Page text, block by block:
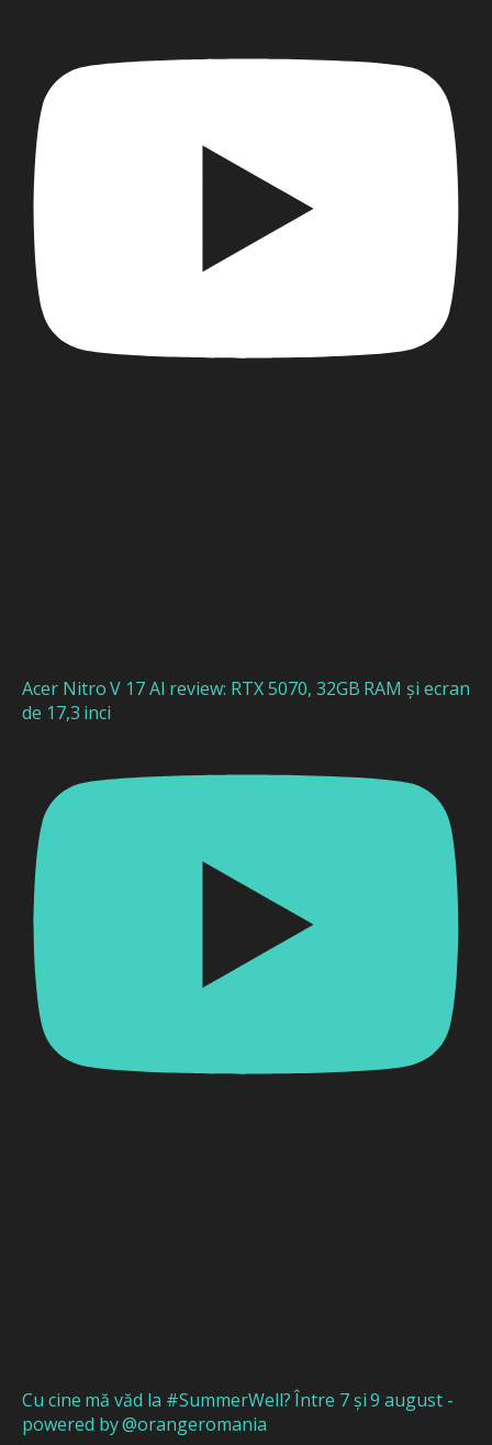
Acer Nitro V 17 AI review: RTX 5070, 32GB RAM și ecran
de 17,3 inci
Cu cine mă văd la #SummerWell? Între 7 și 9 august -
powered by @orangeromania